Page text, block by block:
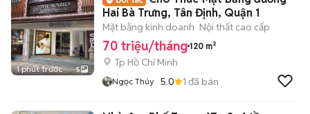
1 phút trước 5
Hai Bà Trưng, Tân Định, Quận 1
Mặt bằng kinh doanh Nội thất cao cấp
70 triệu/tháng 120 m²
Tp Hồ Chí Minh
Ngọc Thúy 5.0 1 đã bán